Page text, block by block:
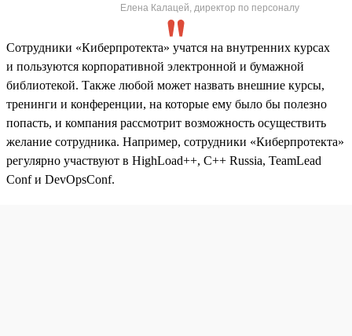
Елена Калацей, директор по персоналу
Сотрудники «Киберпротекта» учатся на внутренних курсах
и пользуются корпоративной электронной и бумажной
библиотекой. Также любой может назвать внешние курсы,
тренинги и конференции, на которые ему было бы полезно
попасть, и компания рассмотрит возможность осуществить
желание сотрудника. Например, сотрудники «Киберпротекта»
регулярно участвуют в HighLoad++, C++ Russia, TeamLead
Conf и DevOpsConf.